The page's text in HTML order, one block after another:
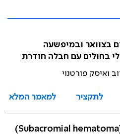
בצוואר ובמיפשעה
בחולים עם חבלה חודרת
ואיסק פורטנוי
לתקציר
למאמר המלא
דמומת תת-אקרומיאלית (Subacromial hematoma)